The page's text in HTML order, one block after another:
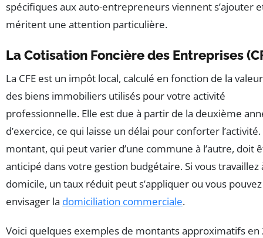
spécifiques aux auto-entrepreneurs viennent s’ajouter
méritent une attention particulière.
La Cotisation Foncière des Entreprises
La CFE est un impôt local, calculé en fonction de la
des biens immobiliers utilisés pour votre activité
professionnelle. Elle est due à partir de la deuxième
d’exercice, ce qui laisse un délai pour conforter l’activité.
montant, qui peut varier d’une commune à l’autre, doit
anticipé dans votre gestion budgétaire. Si vous travaillez
domicile, un taux réduit peut s’appliquer ou vous pouvez
envisager la domiciliation commerciale.
Voici quelques exemples de montants approximatifs en